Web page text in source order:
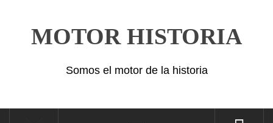
contenidoMOTOR HISTORIA
Somos el motor de la historia